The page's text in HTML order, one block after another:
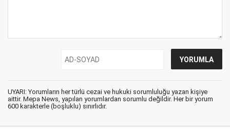
UYARI: Yorumların her türlü cezai ve hukuki sorumluluğu yazan kişiye
aittir. Mepa News, yapılan yorumlardan sorumlu değildir. Her bir yorum
600 karakterle (boşluklu) sınırlıdır.